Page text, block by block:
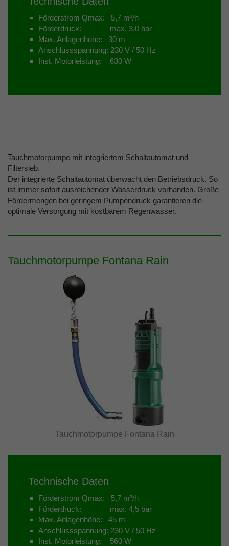
Förderstrom Qmax: 5,7 m³/h
Förderdruck: max. 3,0 bar
Max. Anlagenhöhe: 30 m
Anschlussspannung: 230 V / 50 Hz
Inst. Motorleistung: 630 W
Tauchmotorpumpe mit integriertem Schaltautomat und
Filtersieb.
Der integrierte Schaltautomat überwacht den Betriebsdruck. So
ist immer sofort ausreichender Wasserdruck vorhanden. Große
Fördermengen bei geringem Pumpendruck garantieren die
optimale Versorgung mit kostbarem Regenwasser.
Tauchmotorpumpe Fontana Rain
Tauchmotorpumpe Fontana Rain
Technische Daten
Förderstrom Qmax: 5,7 m³/h
Förderdruck: max. 4,5 bar
Max. Anlagenhöhe: 45 m
Anschlussspannung: 230 V / 50 Hz
Inst. Motorleistung: 560 W